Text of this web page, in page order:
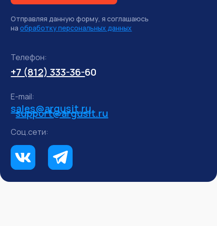
+7 (812) 333-36-60
Телефон:
E-mail:
Соц.сети:
support@argusit.ru
sales@argusit.ru
Отправляя данную форму, я соглашаюсь
на обработку персональных данных